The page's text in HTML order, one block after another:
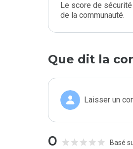
Le score de
de la communauté.
Que dit la
Laisser un
0 Basé